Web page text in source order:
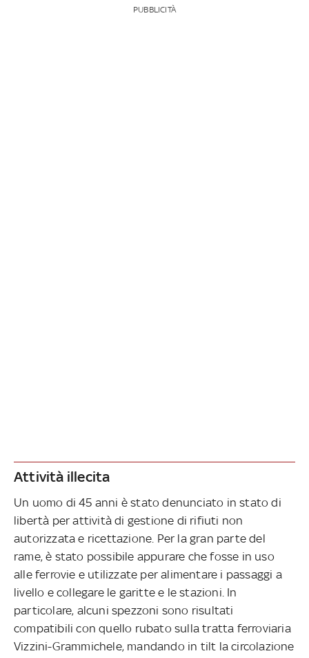
PUBBLICITÀ
Attività illecita
Un uomo di 45 anni è stato denunciato in stato di
libertà per attività di gestione di rifiuti non
autorizzata e ricettazione. Per la gran parte del
rame, è stato possibile appurare che fosse in uso
alle ferrovie e utilizzate per alimentare i passaggi a
livello e collegare le garitte e le stazioni. In
particolare, alcuni spezzoni sono risultati
compatibili con quello rubato sulla tratta ferroviaria
Vizzini-Grammichele, mandando in tilt la circolazione